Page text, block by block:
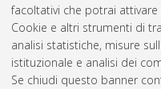
facoltativi che potrai
Cookie e altri strumenti di
analisi statistiche, misure
istituzionale e analisi dei
Se chiudi questo banner
Gestione